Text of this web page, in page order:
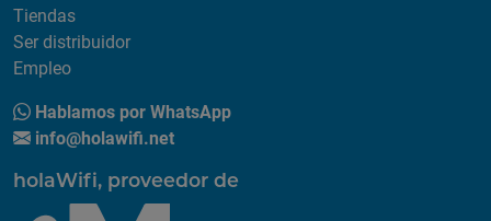
Tiendas
Ser distribuidor
Empleo
Hablamos por WhatsApp
info@holawifi.net
holaWifi, proveedor de